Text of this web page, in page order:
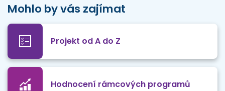
Mohlo by vás zajímat
Projekt od A do Z
Hodnocení rámcových programů